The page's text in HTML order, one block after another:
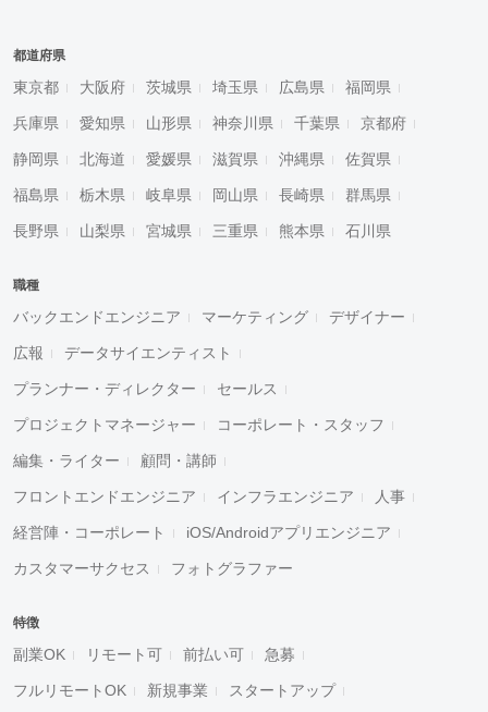
都道府県
東京都 大阪府 茨城県 埼玉県 広島県 福岡県
兵庫県 愛知県 山形県 神奈川県 千葉県 京都府
静岡県 北海道 愛媛県 滋賀県 沖縄県 佐賀県
福島県 栃木県 岐阜県 岡山県 長崎県 群馬県
長野県 山梨県 宮城県 三重県 熊本県 石川県
職種
バックエンドエンジニア マーケティング デザイナー
広報 データサイエンティスト
プランナー・ディレクター セールス
プロジェクトマネージャー コーポレート・スタッフ
編集・ライター 顧問・講師
フロントエンドエンジニア インフラエンジニア 人事
経営陣・コーポレート iOS/Androidアプリエンジニア
カスタマーサクセス フォトグラファー
特徴
副業OK リモート可 前払い可 急募
フルリモートOK 新規事業 スタートアップ